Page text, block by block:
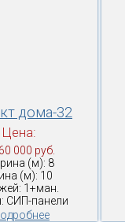
дома-32
Цена:
000 руб.
(м): 8
(м): 10
1+ман.
СИП-панели